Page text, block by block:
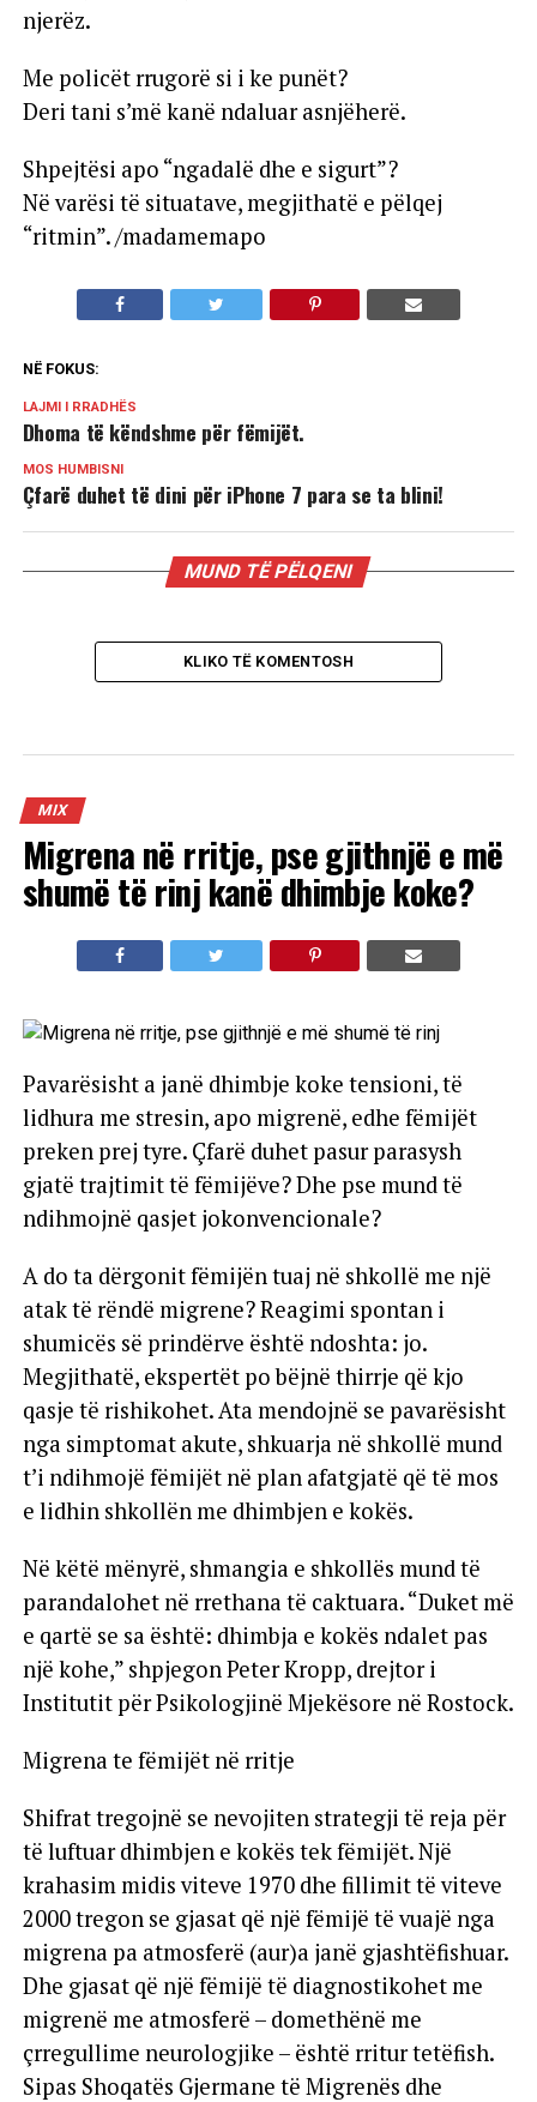
njerëz.
Me policët rrugorë si i ke punët?
Deri tani s’më kanë ndaluar asnjëherë.
Shpejtësi apo “ngadalë dhe e sigurt”?
Në varësi të situatave, megjithatë e pëlqej
“ritmin”. /madamemapo
NË FOKUS:
LAJMI I RRADHËS
Dhoma të këndshme për fëmijët.
MOS HUMBISNI
Çfarë duhet të dini për iPhone 7 para se ta blini!
MUND TË PËLQENI
KLIKO TË KOMENTOSH
MIX
Migrena në rritje, pse gjithnjë e më
shumë të rinj kanë dhimbje koke?
Pavarësisht a janë dhimbje koke tensioni, të
lidhura me stresin, apo migrenë, edhe fëmijët
preken prej tyre. Çfarë duhet pasur parasysh
gjatë trajtimit të fëmijëve? Dhe pse mund të
ndihmojnë qasjet jokonvencionale?
A do ta dërgonit fëmijën tuaj në shkollë me një
atak të rëndë migrene? Reagimi spontan i
shumicës së prindërve është ndoshta: jo.
Megjithatë, ekspertët po bëjnë thirrje që kjo
qasje të rishikohet. Ata mendojnë se pavarësisht
nga simptomat akute, shkuarja në shkollë mund
t’i ndihmojë fëmijët në plan afatgjatë që të mos
e lidhin shkollën me dhimbjen e kokës.
Në këtë mënyrë, shmangia e shkollës mund të
parandalohet në rrethana të caktuara. “Duket më
e qartë se sa është: dhimbja e kokës ndalet pas
një kohe,” shpjegon Peter Kropp, drejtor i
Institutit për Psikologjinë Mjekësore në Rostock.
Migrena te fëmijët në rritje
Shifrat tregojnë se nevojiten strategji të reja për
të luftuar dhimbjen e kokës tek fëmijët. Një
krahasim midis viteve 1970 dhe fillimit të viteve
2000 tregon se gjasat që një fëmijë të vuajë nga
migrena pa atmosferë (aur)a janë gjashtëfishuar.
Dhe gjasat që një fëmijë të diagnostikohet me
migrenë me atmosferë – domethënë me
çrregullime neurologjike – është rritur tetëfish.
Sipas Shoqatës Gjermane të Migrenës dhe